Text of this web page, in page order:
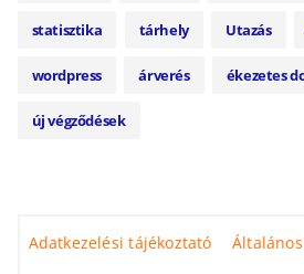
statisztika tárhely Utazás
wordpress árverés ékezetes
új végződések
Adatkezelési tájékoztató